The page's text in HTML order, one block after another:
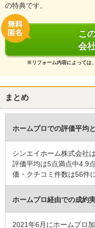
何度もお見積もりいただき
りがとうございました。ま
この会社に決めた理由
口コミの高さ。担当者の人
時に営業の方のみならずさ
て、アドバイスいただけた
ついて無理に勧めず、必要
この度は、弊社にリフォー
りがとうございました。
引き続き、宜しくお願いい
建物のタイプ
： マンション
の特典です。
こ
会
※リフォーム内容によっては
まとめ
ホームプロでの評価平均
シンエイホーム株式会社
評価平均は5点満点中4.9
価・クチコミ件数は56件
ホームプロ経由での成約
2021年6月にホームプロ